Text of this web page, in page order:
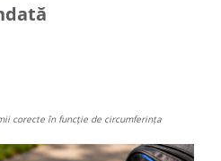
corecte în funcție de circumferința